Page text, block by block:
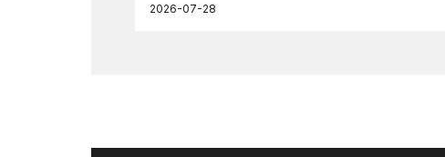
2026-07-28